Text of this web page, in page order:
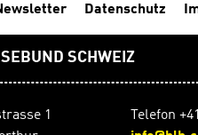
Datenschutz
SCHWEIZ
1
Telefon